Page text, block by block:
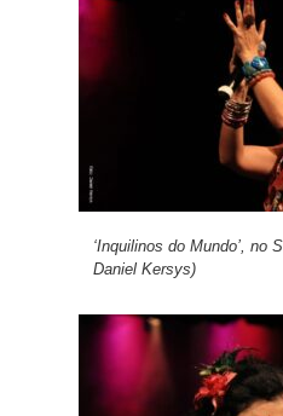
‘Inquilinos do Mundo’, no
Daniel Kersys)